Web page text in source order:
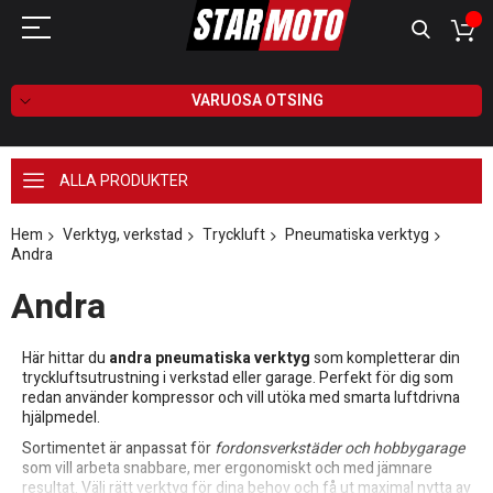
VARUOSA OTSING
ALLA PRODUKTER
Hem Verktyg, verkstad Tryckluft
Pneumatiska verktyg
Andra
Andra
Här hittar du andra pneumatiska verktygsom kompletterar din
tryckluftsutrustning i verkstad eller garage. Perfekt för dig som
redan använder kompressor och vill utöka med smarta luftdrivna
hjälpmedel.
Sortimentet är anpassat förfordonsverkstäder och hobbygarage
som vill arbeta snabbare, mer ergonomiskt och med jämnare
resultat. Välj rätt verktyg för dina behov och få ut maximal nytta av